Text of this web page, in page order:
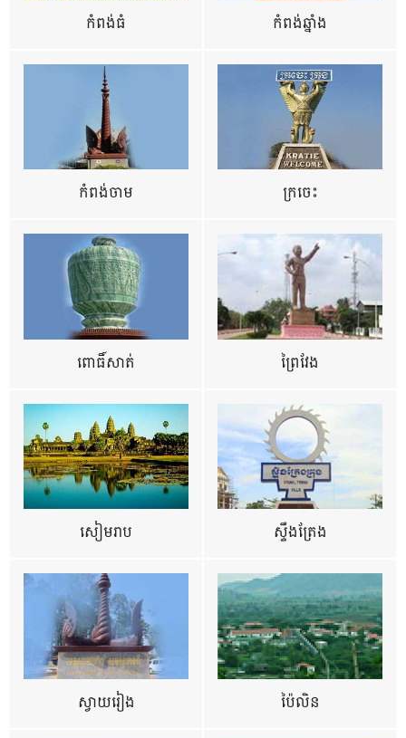
កំពង់ធំ កំពង់ឆ្នាំង
កំពង់ចាម ក្រចេះ
ពោធិ៍សាត់ ព្រៃវែង
សៀមរាប ស្ទឹងត្រែង
ស្វាយរៀង ប៉ៃលិន